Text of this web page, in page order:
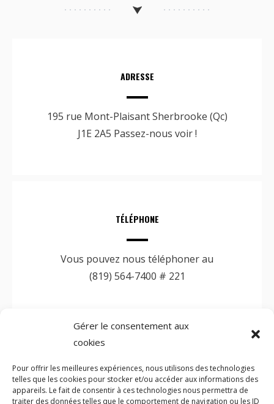
Gérer le consentement aux
cookies
Pour offrir les meilleures expériences, nous utilisons des technologies
telles que les cookies pour stocker et/ou accéder aux informations des
appareils. Le fait de consentir à ces technologies nous permettra de
traiter des données telles que le comportement de navigation ou les ID
ADRESSE
195 rue Mont-Plaisant Sherbrooke (Qc)
J1E 2A5 Passez-nous voir !
TÉLÉPHONE
Vous pouvez nous téléphoner au
(819) 564-7400 # 221